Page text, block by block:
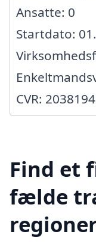
Ansatte: 0
Startdato:
CVR:
Find et
fælde